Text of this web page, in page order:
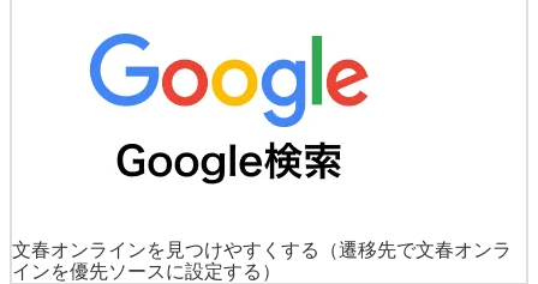
文春オンラインを見つけやすくする
（遷移先で文春オンラ
インを優先ソースに設定する）